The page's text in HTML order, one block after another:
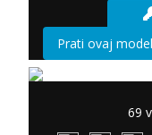
Prati ovaj model
69